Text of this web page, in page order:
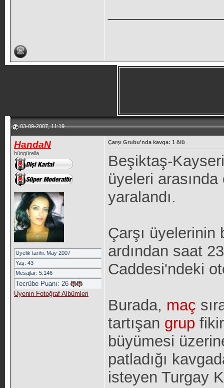
03-09-2007, 11:19
HandaN
hüngürella
Üyelik tarihi: May 2007
Yaş: 43
Mesajlar: 5.146
Tecrübe Puanı: 26
Üyenin Fotoğraf Albümleri
Çarşı Grubu'nda kavga: 1 ölü
Beşiktaş-
üyeleri
yaralandı.
Çarşı üyelerinin
ardından saat
Caddesi'ndeki
Burada, maç
tartışan grup
büyümesi
patladığı
isteyen Turgay